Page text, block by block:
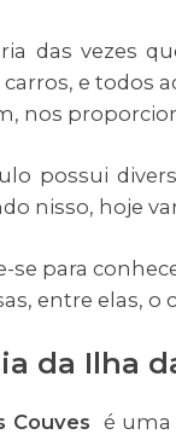
das vezes
e todos
nos
possui
nisso, hoje
se para
entre elas, o
da Ilha
Couves é uma